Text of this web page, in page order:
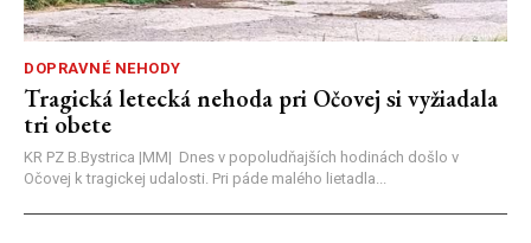
DOPRAVNÉ NEHODY
Tragická letecká nehoda pri Očovej si vyžiadala
tri obete
KR PZ B.Bystrica |MM| Dnes v popoludňajších hodinách došlo v
Očovej k tragickej udalosti. Pri páde malého lietadla...